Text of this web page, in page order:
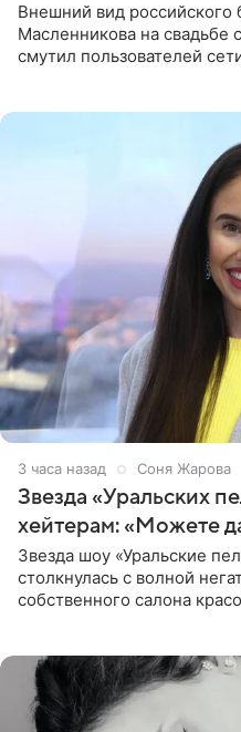
Внешний вид
Масленникова на свадьбе
смутил пользователей
3 часа назад Соня Жарова
Звезда «Уральских
хейтерам: «Можете
Звезда шоу «Уральские
столкнулась с волной
собственного салона